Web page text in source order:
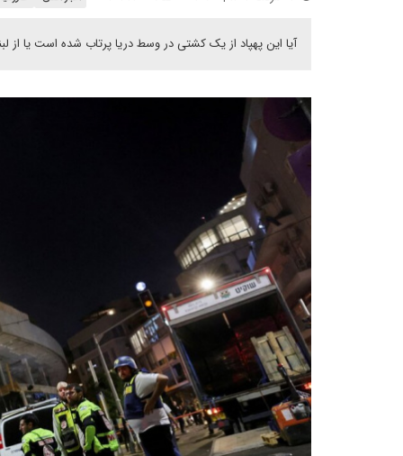
آیا این پهپاد از یک کشتی در وسط دریا پرتاب شده است یا از